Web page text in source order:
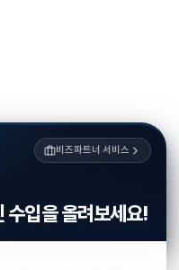
비즈파트너 서비스
수입을 올려보세요!